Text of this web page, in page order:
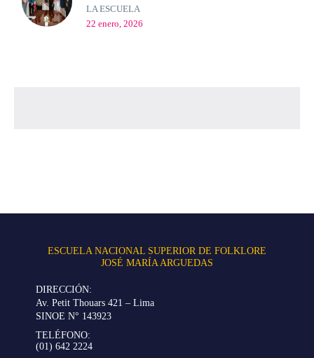
LA ESCUELA
22 enero, 2026
ESCUELA NACIONAL SUPERIOR DE FOLKLORE
JOSÉ MARÍA ARGUEDAS
DIRECCIÓN:
Av. Petit Thouars 421 – Lima
SINOE N° 143923
TELÉFONO:
(01) 642 2224